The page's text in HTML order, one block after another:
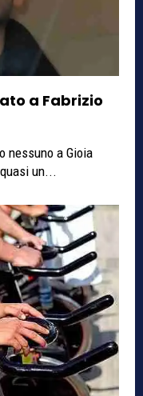
a Fabrizio
nessuno a Gioia
un...